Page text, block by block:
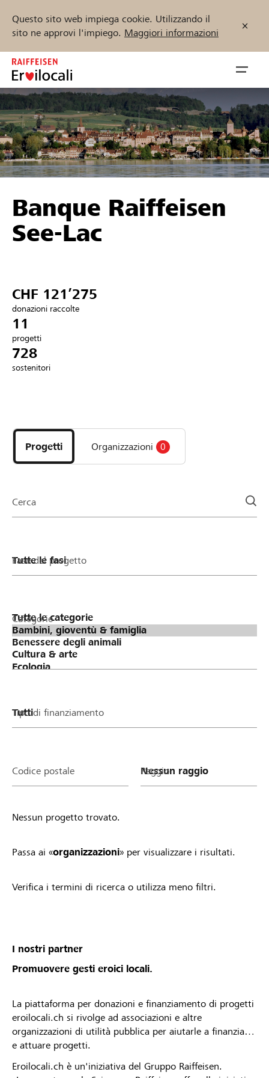
Questo sito web impiega cookie. Utilizzando il
sito ne approvi l'impiego. Maggiori informazioni
Zum
Inhalt
springen
öffnen
Sostenere
Aiuto & supporto
Collegarsi
Trova progetti e organizzazioni
Inizia ora
DE FR IT
Banque Raiffeisen
See-Lac
CHF 121’275
donazioni raccolte
11
progetti
728
sostenitori
i
progetti
e
della
Progetti Organizzazioni 0
Cerca
Fase del progetto
Categorie
Tipo di finanziamento
Codice postale Raggio
Nessun progetto trovato.
Passa ai «organizzazioni» per visualizzare i risultati.
Verifica i termini di ricerca o utilizza meno filtri.
I nostri partner
Promuovere gesti eroici locali.
La piattaforma per donazioni e finanziamento di progetti
eroilocali.ch si rivolge ad associazioni e altre
organizzazioni di utilità pubblica per aiutarle a finanziare
e attuare progetti.
Eroilocali.ch è un'iniziativa del Gruppo Raiffeisen.